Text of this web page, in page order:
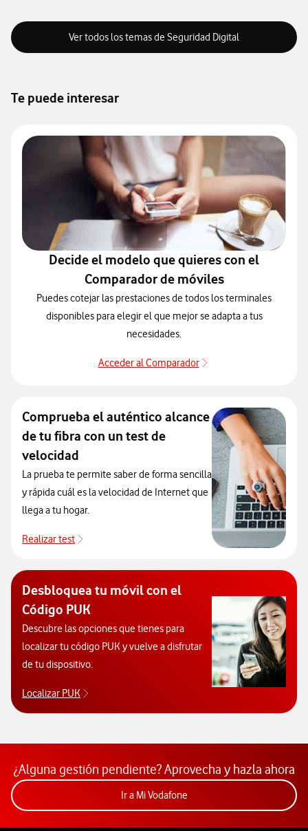
Ver todos los temas de Seguridad Digital
Te puede interesar
Decide el modelo que quieres con el
Comparador de móviles
Puedes cotejar las prestaciones de todos los terminales
disponibles para elegir el que mejor se adapta a tus
necesidades.
Acceder al Comparador
Comprueba el auténtico alcance
de tu fibra con un test de
velocidad
La prueba te permite saber de forma sencilla
y rápida cuál es la velocidad de Internet que
llega a tu hogar.
Realizar test
Desbloquea tu móvil con el
Código PUK
Descubre las opciones que tienes para
localizar tu código PUK y vuelve a disfrutar
de tu dispositivo.
Localizar PUK
Para poder consultar el código PUK y
¿Alguna gestión pendiente? Aprovecha y hazla ahora
Ir a Mi VodafoneAcceder a la app Mi